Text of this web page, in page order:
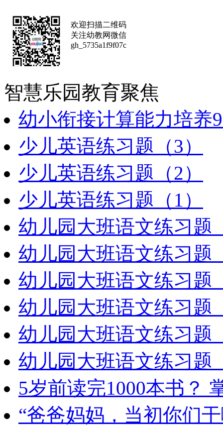
欢迎扫描二维码
关注幼教网微信
gh_5735a1f9f07c
智慧乐园教育聚焦
幼小衔接计算能力培养
少儿英语练习题（3）
少儿英语练习题（2）
少儿英语练习题（1）
幼儿园大班语文练习题
幼儿园大班语文练习题
幼儿园大班语文练习题
幼儿园大班语文练习题
幼儿园大班语文练习题
幼儿园大班语文练习题
5岁前读完1000本书？
“爸爸妈妈，当初你们